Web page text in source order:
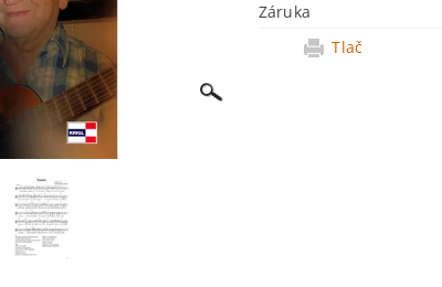
Záruka
Tlač